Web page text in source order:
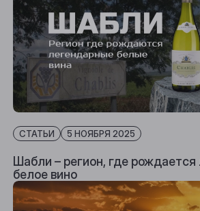
СТАТЬИ 5 НОЯБРЯ 2025
Шабли – регион, где рождается
белое вино